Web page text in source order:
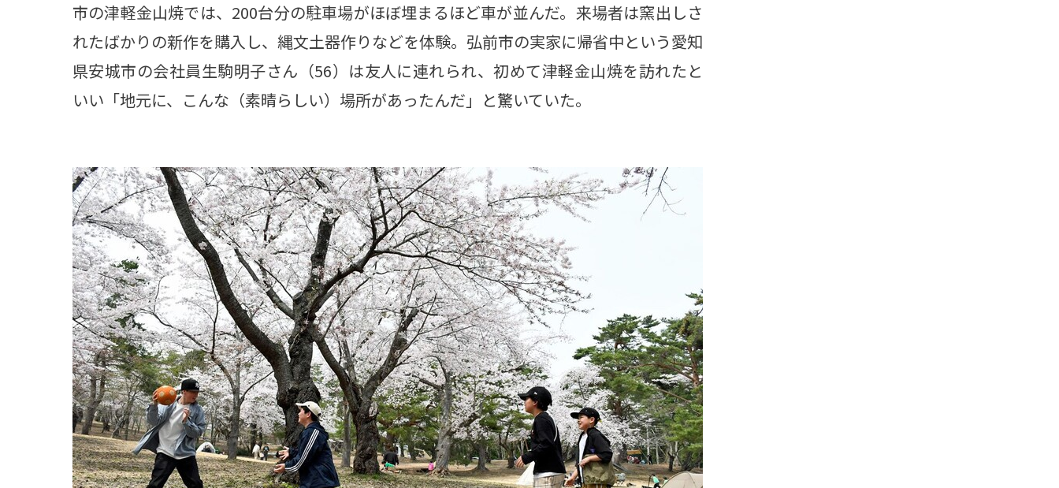
市の津軽金山焼では、200台分の駐車場がほぼ埋まるほど車が並んだ。来場者は窯出しさ
れたばかりの新作を購入し、縄文土器作りなどを体験。弘前市の実家に帰省中という愛知
県安城市の会社員生駒明子さん（56）は友人に連れられ、初めて津軽金山焼を訪れたと
いい「地元に、こんな（素晴らしい）場所があったんだ」と驚いていた。